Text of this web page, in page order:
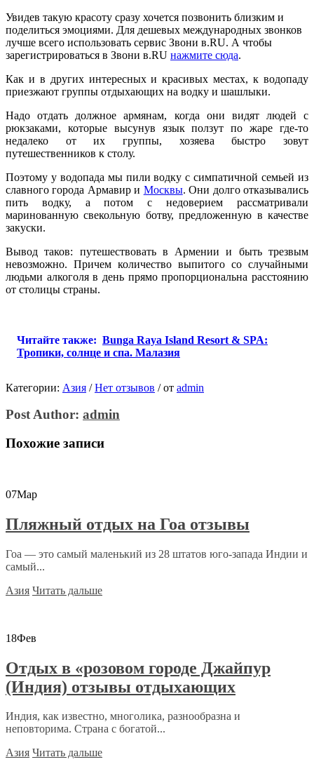
Увидев такую красоту сразу хочется позвонить близким и
поделиться эмоциями. Для дешевых международных звонков
лучше всего использовать сервис Звони в.RU. А чтобы
зарегистрироваться в Звони в.RU нажмите сюда.
Как и в других интересных и красивых местах, к водопаду
приезжают группы отдыхающих на водку и шашлыки.
Надо отдать должное армянам, когда они видят людей с
рюкзаками, которые высунув язык ползут по жаре где-то
недалеко от их группы, хозяева быстро зовут
путешественников к столу.
Поэтому у водопада мы пили водку с симпатичной семьей из
славного города Армавир и Москвы. Они долго отказывались
пить водку, а потом с недоверием рассматривали
маринованную свекольную ботву, предложенную в качестве
закуски.
Вывод таков: путешествовать в Армении и быть трезвым
невозможно. Причем количество выпитого со случайными
людьми алкоголя в день прямо пропорциональна расстоянию
от столицы страны.
Читайте также: Bunga Raya Island Resort & SPA:
Тропики, солнце и спа. Малазия
Категории: Азия / Нет отзывов /от admin
Post Author: admin
Похожие записи
07Мар
Пляжный отдых на Гоа отзывы
Гоа — это самый маленький из 28 штатов юго-запада Индии и
самый...
Азия Читать дальше
18Фев
Отдых в «розовом городе Джайпур
(Индия) отзывы отдыхающих
Индия, как известно, многолика, разнообразна и
неповторима. Страна с богатой...
Азия Читать дальше